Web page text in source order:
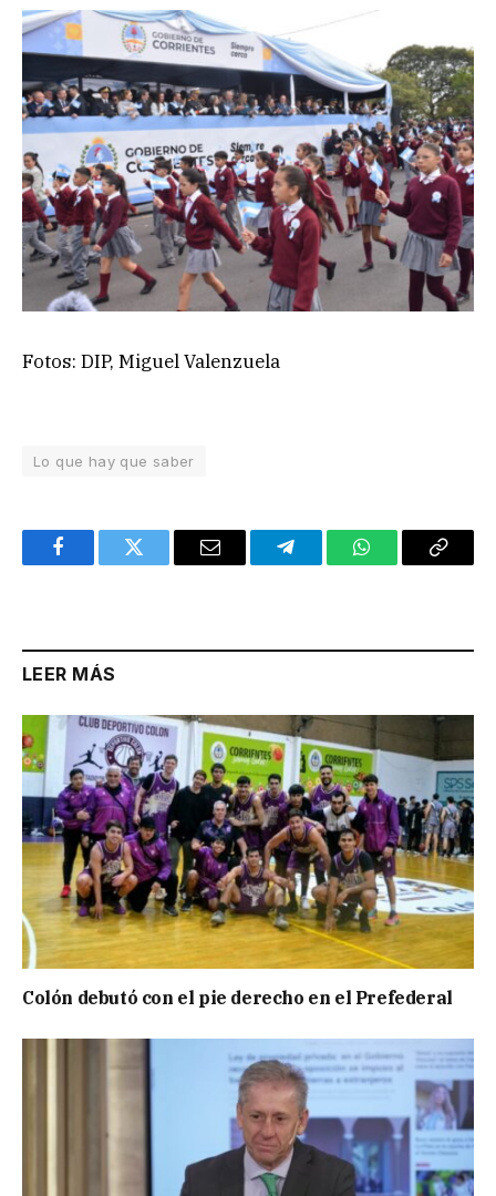
Fotos: DIP, Miguel Valenzuela
Lo que hay que saber
FacebookTwitter Email TelegramWhatsAppCopy
LEER MÁS
Colón debutó con el pie derecho en el Prefederal